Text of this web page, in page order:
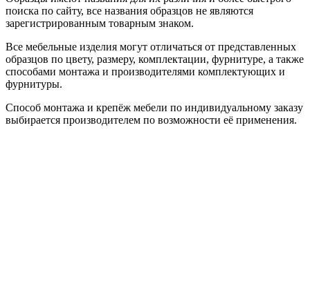
поиска по сайту, все названия образцов не являются
зарегистрированным товарным знаком.
Все мебельные изделия могут отличаться от представленных
образцов по цвету, размеру, комплектации, фурнитуре, а также
способами монтажа и производителями комплектующих и
фурнитуры.
Способ монтажа и крепёж мебели по индивидуальному заказу
выбирается производителем по возможности её применения.